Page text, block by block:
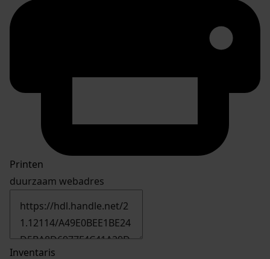
Printen
duurzaam webadres
Inventaris